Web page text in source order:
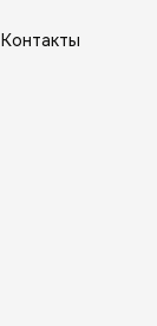
Контакты